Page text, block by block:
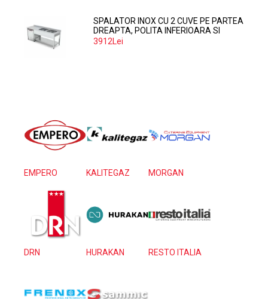
SPALATOR INOX CU 2 CUVE PE PARTEA
DREAPTA, POLITA INFERIOARA SI
SPATIU MASINA SPALAT 160*70*85
3912Lei
EMPERO KALITEGAZ MORGAN
DRN HURAKAN RESTO ITALIA